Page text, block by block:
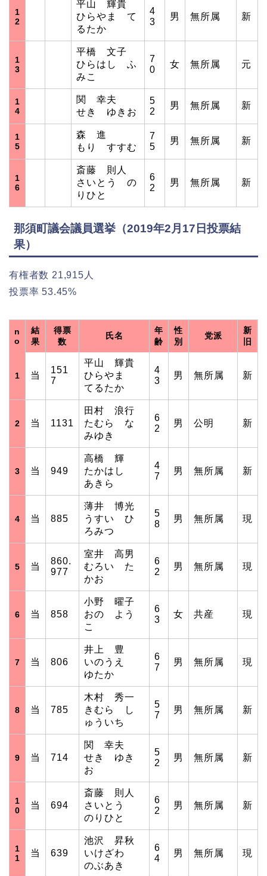
1
2
平山 輝貴
ひらやま て
るたか
4
3
男 無所属 新
1
3
平橋 文子
ひらはし ふ
みこ
7
0
女 無所属 元
1
4
関 幸夫
せき ゆきお
5
2
男 無所属 新
1
5
森 進
もり すすむ
7
5
男 無所属 新
1
6
斎藤 則人
さいとう の
りひと
6
2
男 無所属 新
那須町議会議員選挙（2019年2月17日投票結
果）
有権者数 21,915人
投票率 53.45%
n
o
結
果
得票
数
氏名
年
齢
性
別
党派
新
旧
1 当
151
7
平山 輝貴
ひらやま
てるたか
4
3
男 無所属 新
2 当 1131
田村 浪行
たむら な
みゆき
6
2
男 公明 新
3 当 949
高橋 輝
たかはし
あきら
4
7
男 無所属 新
4 当 885
薄井 博光
うすい ひ
ろみつ
5
8
男 無所属 現
5 当
860.
977
室井 高男
むろい た
かお
6
2
男 無所属 現
6 当 858
小野 曜子
おの よう
こ
6
3
女 共産 現
7 当 806
井上 豊
いのうえ
ゆたか
6
7
男 無所属 現
8 当 785
木村 秀一
きむら し
ゅういち
5
7
男 無所属 新
9 当 714
関 幸夫
せき ゆき
お
5
2
男 無所属 新
1
0
当 694
斎藤 則人
さいとう
のりひと
6
2
男 無所属 新
1
1
当 639
池沢 昇秋
いけざわ
のぶあき
6
4
男 無所属 現